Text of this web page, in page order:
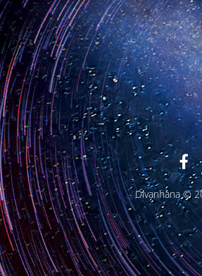
Divanhana ©